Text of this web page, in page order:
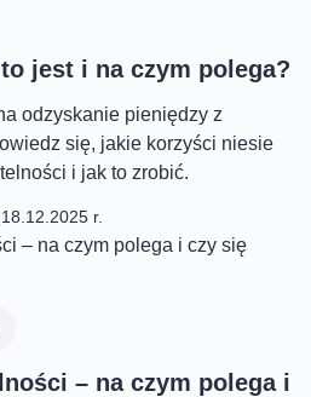
jest i na czym polega?
odzyskanie pieniędzy z
się, jakie korzyści niesie
i jak to zrobić.
18.12.2025 r.
– na czym polega i